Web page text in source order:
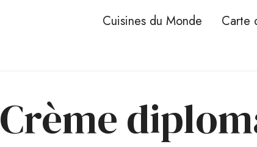
Cuisines du Monde
Carte
Crème